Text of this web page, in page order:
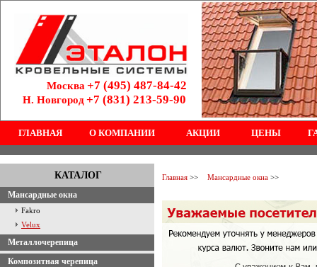
Москва +7 (495) 487-84-42
Н. Новгород+7 (831) 213-59-90
ГЛАВНАЯ О КОМПАНИИ АКЦИИ ЦЕНЫ
КАТАЛОГ
Мансардные окна
Fakro
Velux
Металлочерепица
Композитная черепица
Главная >> Мансардные окна >>